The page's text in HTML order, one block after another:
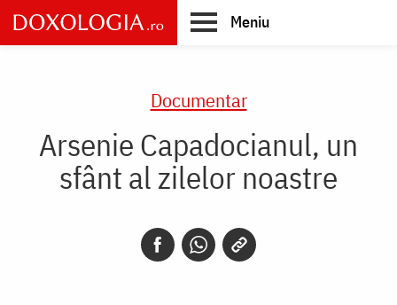
Skip
to
main
Meniu
Documentar
Arsenie Capadocianul, un
sfânt al zilelor noastre